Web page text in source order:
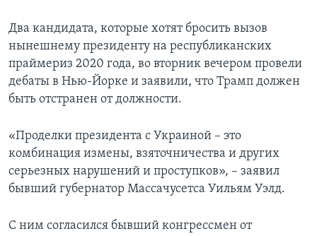
Два кандидата, которые хотят бросить вызов
нынешнему президенту на республиканских
праймериз 2020 года, во вторник вечером провели
дебаты в Нью-Йорке и заявили, что Трамп должен
быть отстранен от должности.
«Проделки президента с Украиной – это
комбинация измены, взяточничества и других
серьезных нарушений и проступков», – заявил
бывший губернатор Массачусетса Уильям Уэлд.
С ним согласился бывший конгрессмен от